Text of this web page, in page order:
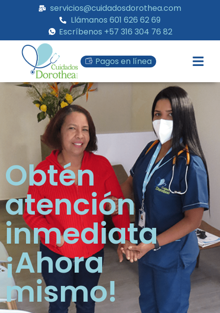
servicios@cuidadosdorothea.com
Llámanos 601 626 62 69
Escríbenos +57 316 304 76 82
Pagos en línea
Obtén
atención
inmediata
¡Ahora
mismo!